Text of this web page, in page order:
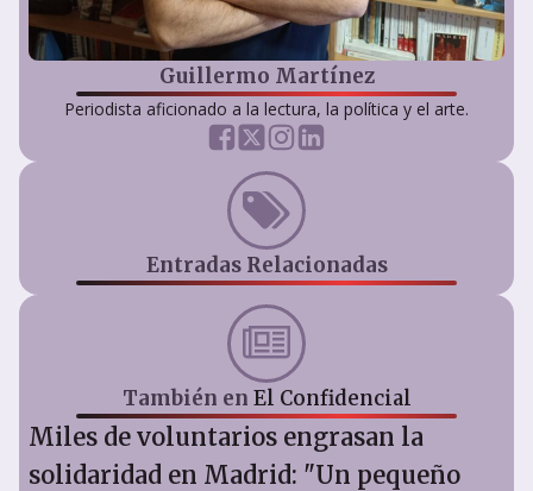
Guillermo Martínez
Periodista aficionado a la lectura, la política y el arte.
Entradas Relacionadas
También en El Confidencial
Miles de voluntarios engrasan la
solidaridad en Madrid: "Un pequeño